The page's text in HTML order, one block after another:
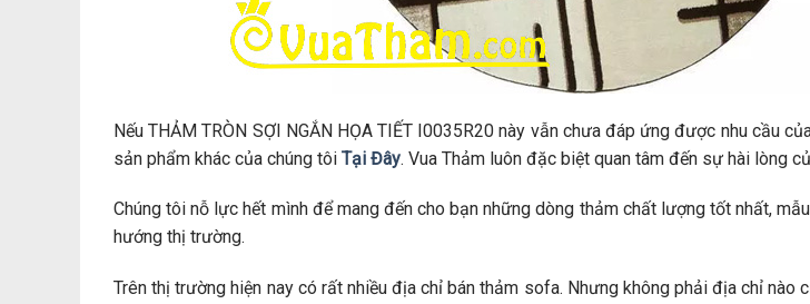
Nếu THẢM TRÒN SỢI NGẮN HỌA TIẾT I0035R20 này vẫn chưa đáp ứng được nhu cầu
sản phẩm khác của chúng tôi Tại Đây. Vua Thảm luôn đặc biệt quan tâm đến sự hài lòng
Chúng tôi nỗ lực hết mình để mang đến cho bạn những dòng thảm chất lượng tốt nhất,
hướng thị trường.
Trên thị trường hiện nay có rất nhiều địa chỉ bán thảm sofa. Nhưng không phải địa chỉ nào